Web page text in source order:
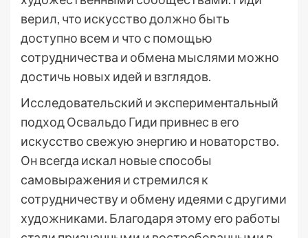
верил, что искусство должно быть
доступно всем и что с помощью
сотрудничества и обмена мыслями можно
достичь новых идей и взглядов.
Исследовательский и экспериментальный
подход Освальдо Гиди привнес в его
искусство свежую энергию и новаторство.
Он всегда искал новые способы
самовыражения и стремился к
сотрудничеству и обмену идеями с другими
художниками. Благодаря этому его работы